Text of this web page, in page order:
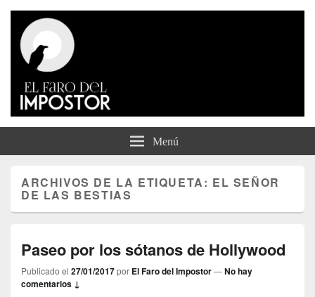
El Faro del Impostor
Menú
ARCHIVOS DE LA ETIQUETA: EL SEÑOR
DE LAS BESTIAS
Paseo por los sótanos de Hollywood
Publicado el 27/01/2017por El Faro del Impostor—No hay
comentarios ↓